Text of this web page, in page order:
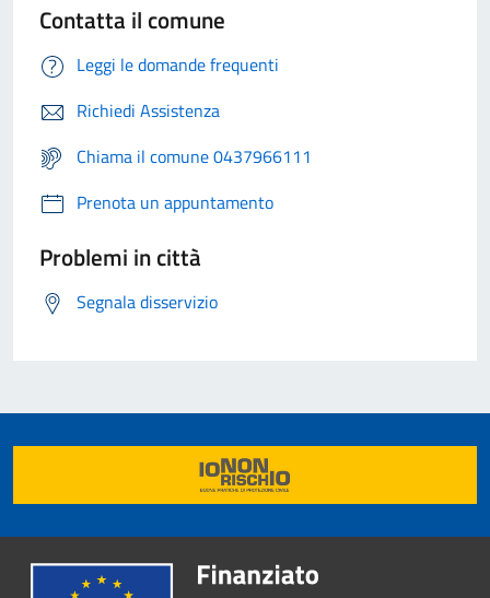
Contatta il comune
Leggi le domande frequenti
Richiedi Assistenza
Chiama il comune 0437966111
Prenota un appuntamento
Problemi in città
Segnala disservizio